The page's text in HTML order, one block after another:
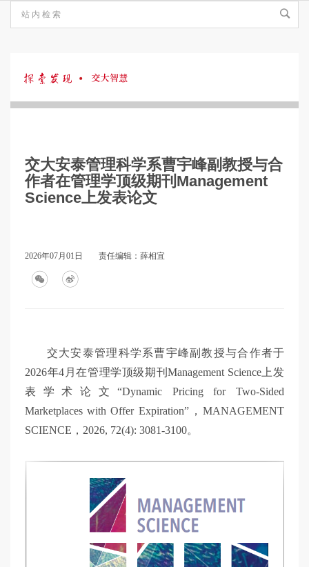
探
发
大
智
慧
交大安泰管理科学系曹宇峰副教授与合
作者在管理学顶级期刊Management
Science上发表论文
2026年07月01日 责任编辑：薛相宜
交大安泰管理科学系曹宇峰副教授与合作者于
2026年4月在管理学顶级期刊Management Science上发
表学术论文“Dynamic Pricing for Two-Sided
Marketplaces with Offer Expiration”，MANAGEMENT
SCIENCE，2026, 72(4): 3081-3100。